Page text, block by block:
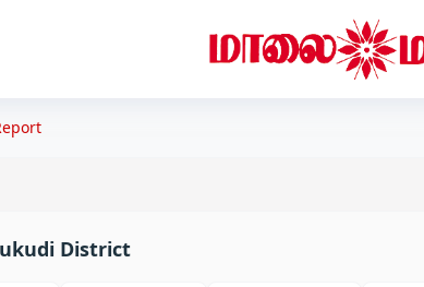
District